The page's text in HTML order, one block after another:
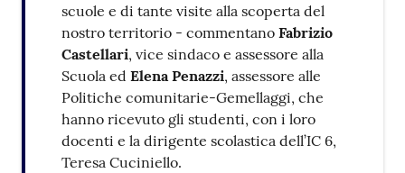
scuole e di tante visite alla scoperta del
nostro territorio - commentano Fabrizio
Castellari, vice sindaco e assessore alla
Scuola ed Elena Penazzi, assessore alle
Politiche comunitarie-Gemellaggi, che
hanno ricevuto gli studenti, con i loro
docenti e la dirigente scolastica dell’IC 6,
Teresa Cuciniello.